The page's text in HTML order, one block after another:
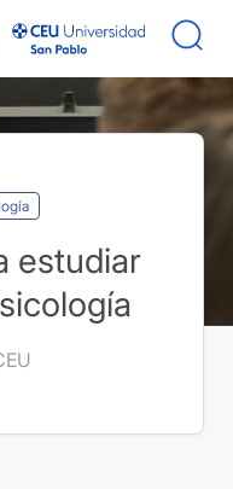
estudiar el Grado en
estudiar